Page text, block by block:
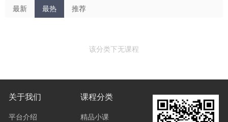
最新 最热 推荐
该分类下无课程
关于我们
平台介绍
课程分类
精品小课